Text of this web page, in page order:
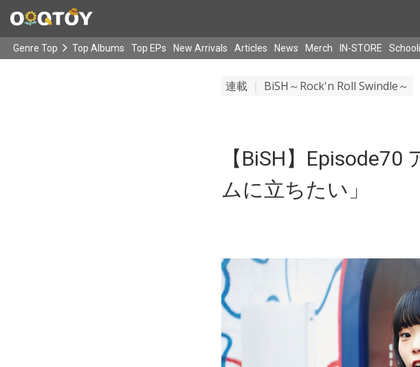
Genre Top Top Albums Top EPs New Arrivals Articles News Merch IN-STORE
連載 BiSH～Rock'n Roll Swindle～
【BiSH】
ムに立ちたい」